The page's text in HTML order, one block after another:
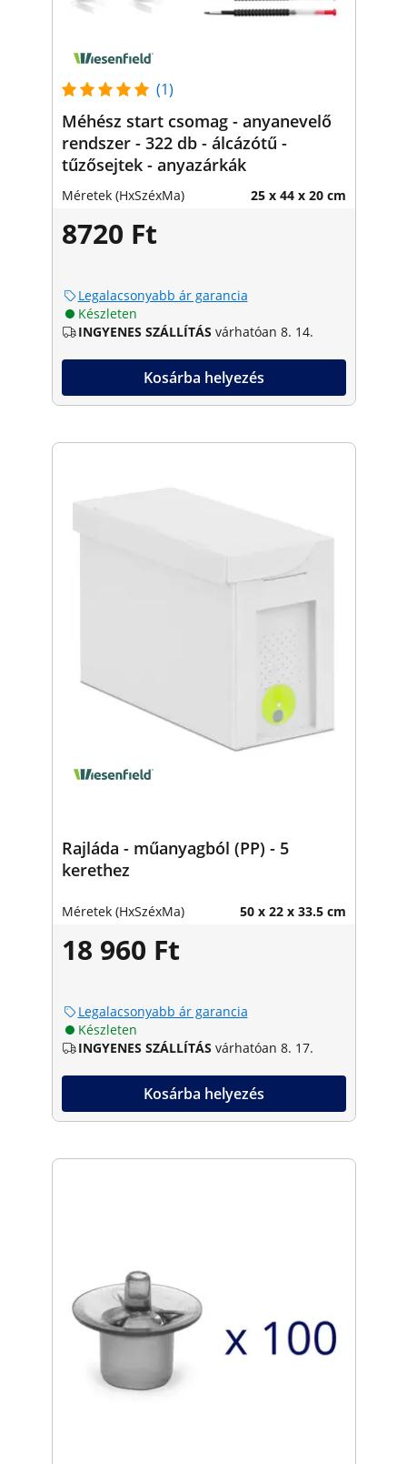
(1)
Méhész start csomag - anyanevelő
rendszer - 322 db - álcázótű -
tűzősejtek - anyazárkák
Méretek (HxSzéxMa) 25 x 44 x 20 cm
8720 Ft
Legalacsonyabb ár garancia
Készleten
INGYENES SZÁLLÍTÁS várhatóan 8. 14.
Kosárba helyezés
Rajláda - műanyagból (PP) - 5
kerethez
Méretek (HxSzéxMa) 50 x 22 x 33.5 cm
18 960 Ft
Legalacsonyabb ár garancia
Készleten
INGYENES SZÁLLÍTÁS várhatóan 8. 17.
Kosárba helyezés